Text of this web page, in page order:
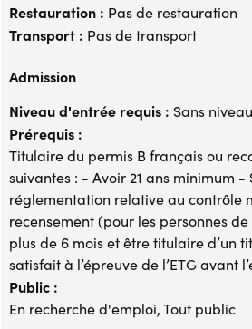
Restauration : Pas de restauration
Transport : Pas de transport
Admission
Niveau d'entrée requis : Sans
Prérequis :
Titulaire du permis B français ou
suivantes : - Avoir 21 ans minimum
réglementation relative au contrôle
recensement (pour les personnes
plus de 6 mois et être titulaire d’un
satisfait à l’épreuve de l’ETG avant
Public :
En recherche d'emploi, Tout public